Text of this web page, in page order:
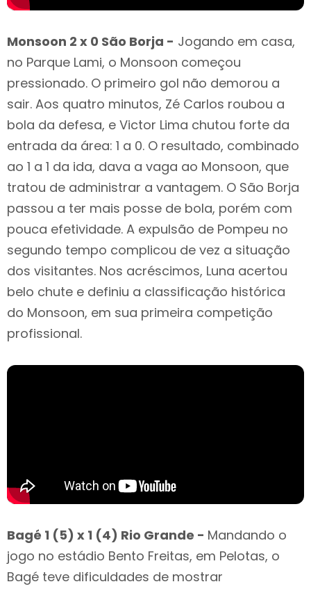
Monsoon 2 x 0 São Borja - Jogando em casa,
no Parque Lami, o Monsoon começou
pressionado. O primeiro gol não demorou a
sair. Aos quatro minutos, Zé Carlos roubou a
bola da defesa, e Victor Lima chutou forte da
entrada da área: 1 a 0. O resultado, combinado
ao 1 a 1 da ida, dava a vaga ao Monsoon, que
tratou de administrar a vantagem. O São Borja
passou a ter mais posse de bola, porém com
pouca efetividade. A expulsão de Pompeu no
segundo tempo complicou de vez a situação
dos visitantes. Nos acréscimos, Luna acertou
belo chute e definiu a classificação histórica
do Monsoon, em sua primeira competição
profissional.
Bagé 1 (5) x 1 (4) Rio Grande - Mandando o
jogo no estádio Bento Freitas, em Pelotas, o
Bagé teve dificuldades de mostrar